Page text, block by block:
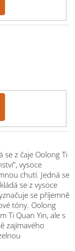
se z čaje Oolong Ti
vysoce
chutí. Jedná se
se z vysoce
se příjemně
tóny. Oolong
Ti Quan Yin, ale s
zajímavého